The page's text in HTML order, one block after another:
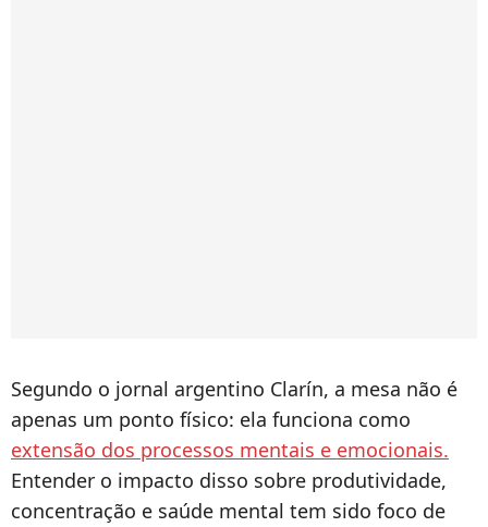
Segundo o jornal argentino Clarín, a mesa não é
apenas um ponto físico: ela funciona como
extensão dos processos mentais e emocionais.
Entender o impacto disso sobre produtividade,
concentração e saúde mental tem sido foco de